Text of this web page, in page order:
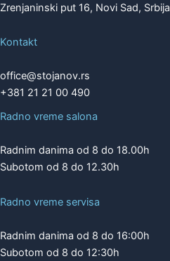
Zrenjaninski put 16, Novi Sad, Srbija
Kontakt
office@stojanov.rs
+381 21 21 00 490
Radno vreme salona
Radnim danima od 8 do 18.00h
Subotom od 8 do 12.30h
Radno vreme servisa
Radnim danima od 8 do 16:00h
Subotom od 8 do 12:30h